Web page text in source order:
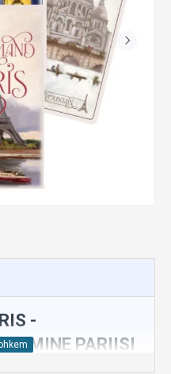
-
PARIISI
LÄBI